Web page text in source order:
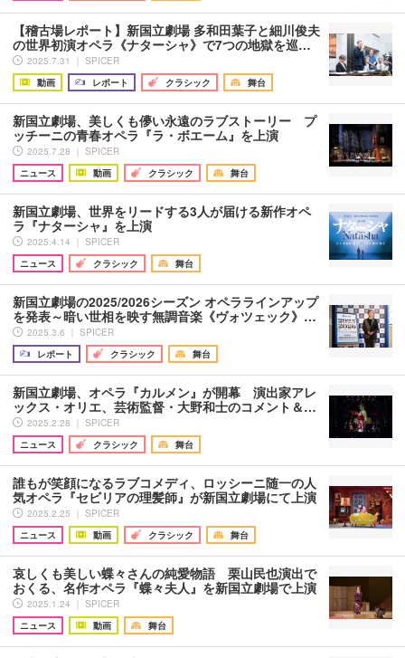
【稽古場レポート】新国立劇場 多和田葉子と細川俊夫
の世界初演オペラ《ナターシャ》で7つの地獄を巡…
2025.7.31 ｜ SPICER
動画
レポート クラシック 舞台
新国立劇場、美しくも儚い永遠のラブストーリー プ
ッチーニの青春オペラ『ラ・ボエーム』を上演
2025.7.28 ｜ SPICER
ニュース
動画 クラシック 舞台
新国立劇場、世界をリードする3人が届ける新作オペ
ラ『ナターシャ』を上演
2025.4.14 ｜ SPICER
ニュース
クラシック 舞台
新国立劇場の2025/2026シーズン オペララインアップ
を発表～暗い世相を映す無調音楽《ヴォツェック》…
2025.3.6 ｜ SPICER
レポート
クラシック 舞台
新国立劇場、オペラ『カルメン』が開幕 演出家アレ
ックス・オリエ、芸術監督・大野和士のコメント＆…
2025.2.28 ｜ SPICER
ニュース
クラシック 舞台
誰もが笑顔になるラブコメディ、ロッシーニ随一の人
気オペラ『セビリアの理髪師』が新国立劇場にて上演
2025.2.25 ｜ SPICER
ニュース
動画 クラシック 舞台
哀しくも美しい蝶々さんの純愛物語 栗山民也演出で
おくる、名作オペラ『蝶々夫人』を新国立劇場で上演
2025.1.24 ｜ SPICER
ニュース
動画 舞台